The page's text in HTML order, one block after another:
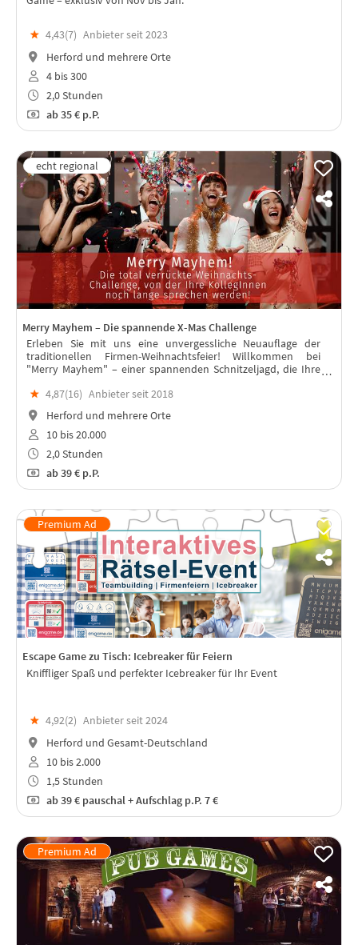
★ 4,43(7) Anbieter seit 2023
Herford und mehrere Orte
4 bis 300
2,0 Stunden
ab35 € p.P.
Merry Mayhem – Die spannende X-Mas Challenge
Erleben Sie mit uns eine unvergessliche Neuauflage der
traditionellen Firmen-Weihnachtsfeier! Willkommen bei
"Merry Mayhem" – einer spannenden Schnitzeljagd, die Ihre
als je zuvor.
★ 4,87(16) Anbieter seit 2018
Herford und mehrere Orte
10 bis 20.000
2,0 Stunden
ab39 € p.P.
Escape Game zu Tisch: Icebreaker für Feiern
Kniffliger Spaß und perfekter Icebreaker für Ihr Event
★ 4,92(2) Anbieter seit 2024
Herford und Gesamt-Deutschland
10 bis 2.000
1,5 Stunden
ab39 € pauschal + Aufschlag p.P. 7 €